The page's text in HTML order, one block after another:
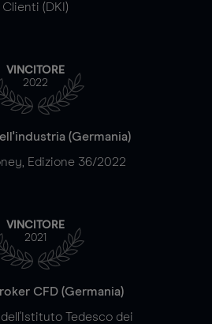
Clienti (DKI)
VINCITORE
2022
(Germania)
Edizione 36/2022
VINCITORE
2021
CFD (Germania)
Tedesco dei